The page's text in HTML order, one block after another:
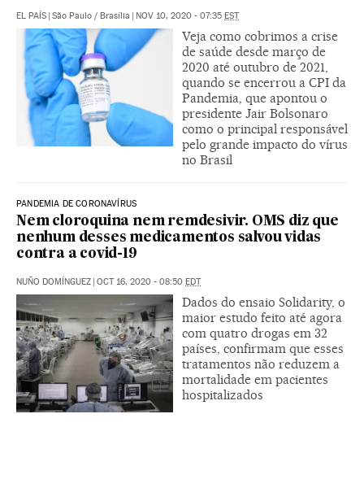
EL PAÍS | São Paulo / Brasília | NOV 10, 2020 - 07:35 EST
Veja como cobrimos a crise
de saúde desde março de
2020 até outubro de 2021,
quando se encerrou a CPI da
Pandemia, que apontou o
presidente Jair Bolsonaro
como o principal responsável
pelo grande impacto do vírus
no Brasil
PANDEMIA DE CORONAVÍRUS
Nem cloroquina nem remdesivir. OMS diz que
nenhum desses medicamentos salvou vidas
contra a covid-19
NUÑO DOMÍNGUEZ | OCT 16, 2020 - 08:50 EDT
Dados do ensaio Solidarity, o
maior estudo feito até agora
com quatro drogas em 32
países, confirmam que esses
tratamentos não reduzem a
mortalidade em pacientes
hospitalizados